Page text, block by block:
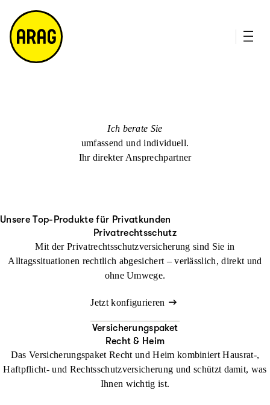
m
a
p
Ich berate Sie
umfassend und individuell.
Ihr direkter Ansprechpartner
Unsere Top-Produkte für Privatkunden
Privatrechtsschutz
Mit der Privatrechtsschutzversicherung sind Sie in
Alltagssituationen rechtlich abgesichert – verlässlich, direkt und
ohne Umwege.
Jetzt konfigurieren
Versicherungspaket
Recht & Heim
Das Versicherungspaket Recht und Heim kombiniert Hausrat-,
Haftpflicht- und Rechtsschutzversicherung und schützt damit, was
Ihnen wichtig ist.